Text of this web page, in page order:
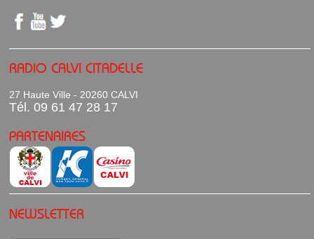
RADIO CALVI CITADELLE
27 Haute Ville - 20260 CALVI
Tél. 09 61 47 28 17
PARTENAIRES
NEWSLETTER